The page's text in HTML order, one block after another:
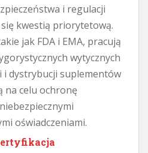
i regulacji
kwestią priorytetową.
jak FDA i EMA, pracują
wytycznych
i dystrybucji suplementów
na celu ochronę
oświadczeniami.